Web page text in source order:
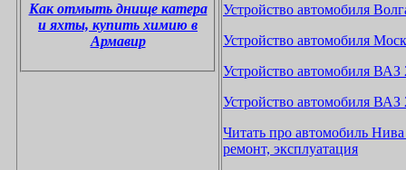
Как отмыть днище катера
и яхты, купить химию в
Армавир
Устройство автомобиля
Устройство автомобиля
Устройство автомобиля
Устройство автомобиля ВАЗ
Читать про автомобиль
ремонт, эксплуатация